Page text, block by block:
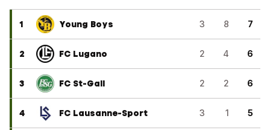
1 Young Boys 3 8 7
2 FC Lugano 2 4 6
3 FC St-Gall 2 2 6
4 FC Lausanne-Sport 3 1 5